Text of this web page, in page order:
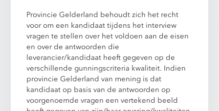
Provincie Gelderland behoudt zich het recht
voor om een kandidaat tijdens het interview
vragen te stellen over het voldoen aan de eisen
en over de antwoorden die
leverancier/kandidaat heeft gegeven op de
verschillende gunningscriteria kwaliteit. Indien
provincie Gelderland van mening is dat
kandidaat op basis van de antwoorden op
voorgenoemde vragen een vertekend beeld